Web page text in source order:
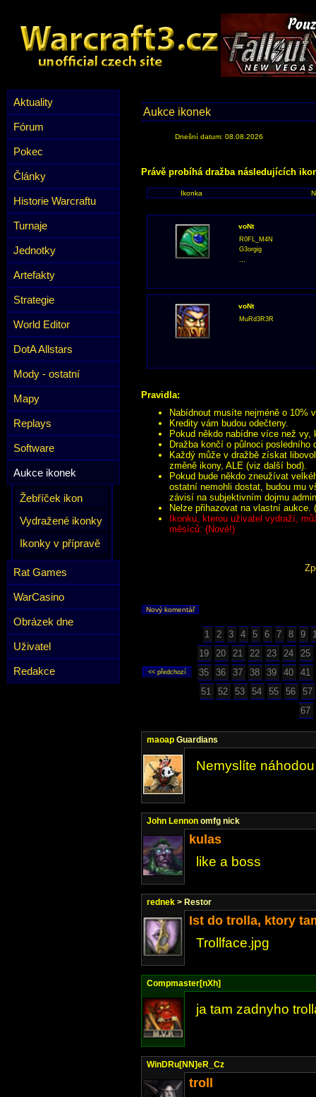
Aktuality
Fórum
Pokec
Články
Historie Warcraftu
Turnaje
Jednotky
Artefakty
Strategie
World Editor
DotA Allstars
Mody - ostatní
Mapy
Replays
Software
Aukce ikonek
Žebříček ikon
Vydražené ikonky
Ikonky v přípravě
Rat Games
WarCasino
Obrázek dne
Uživatel
Redakce
Aukce ikonek
Dnešní datum: 08.08.2026
Právě probíhá dražba následujících
Ikonka
voNt
R0FL_M4N
G3orgig
voNt
MuRd3R3R
Pravidla:
Nabídnout musíte nejméně o
Kredity vám budou odečteny.
Pokud někdo nabídne více než
Dražba končí o půlnoci posledního
Každý může v dražbě získat
změně ikony, ALE (viz další bod).
Pokud bude někdo zneužívat
ostatní nemohli dostat, budou mu
závisí na subjektivním dojmu
Nelze přihazovat na vlastní aukce.
Ikonku, kterou uživatel vydraží,
měsíců. (Nové!)
Nový komentář
1 2 3 4 5 6 7 8 9
19
20 21 22 23 24
25
35
36 37 38 39 40
41
51
52 53 54 55 56
57
67
maoap Guardians
Nemyslíte
John Lennon omfg nick
kulas
like a boss
rednek > Restor
Ist do trolla, ktory
Trollface.jpg
Compmaster[nXh]
ja tam zadnyho
WinDRu[NN]eR_Cz
troll